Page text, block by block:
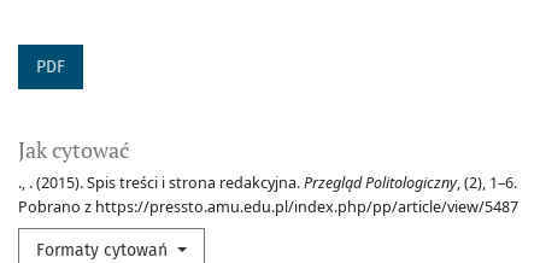
PDF
Jak cytować
., . (2015). Spis treści i strona redakcyjna.Przegląd Politologiczny, (2), 1–6.
Pobrano z https://pressto.amu.edu.pl/index.php/pp/article/view/5487
Formaty cytowań